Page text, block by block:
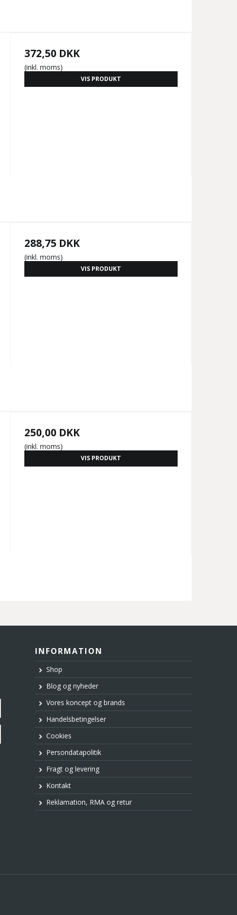
372,50 DKK
(inkl. moms)
VIS PRODUKT
288,75 DKK
(inkl. moms)
VIS PRODUKT
250,00 DKK
(inkl. moms)
VIS PRODUKT
INFORMATION
Shop
Blog og nyheder
Vores koncept og brands
Handelsbetingelser
Cookies
Persondatapolitik
Fragt og levering
Kontakt
Reklamation, RMA og retur